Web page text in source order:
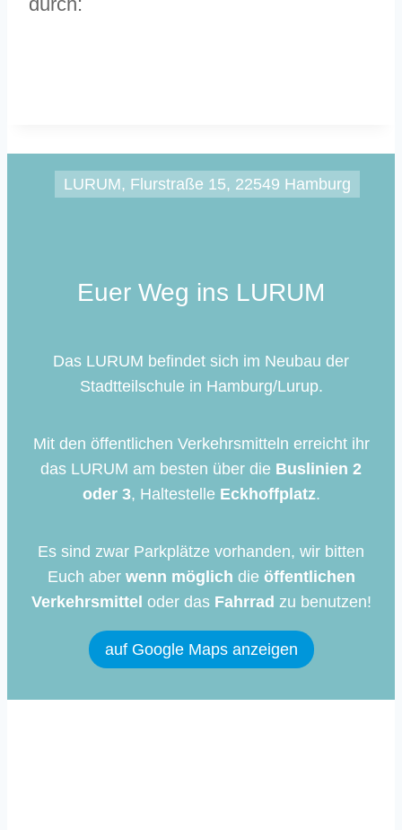
LURUM, Flurstraße 15, 22549 Hamburg
Euer Weg ins LURUM
Das LURUM befindet sich im Neubau der
Stadtteilschule in Hamburg/Lurup.
Mit den öffentlichen Verkehrsmitteln erreicht ihr
das LURUM am besten über die Buslinien 2
oder 3, Haltestelle Eckhoffplatz.
Es sind zwar Parkplätze vorhanden, wir bitten
Euch aber wenn möglich die öffentlichen
Verkehrsmittel oder das Fahrrad zu benutzen!
auf Google Maps anzeigen